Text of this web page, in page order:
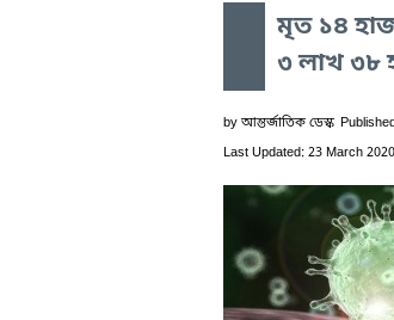
মৃত ১৪
৩ লাখ ৩৮
by আন্তর্জাতিক ডেস্ক
Last Updated: 23 March 2020